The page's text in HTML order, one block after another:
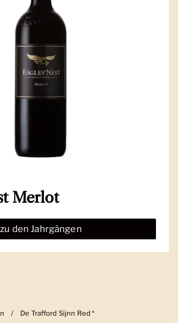
Merlot
zu den Jahrgängen
/ De Trafford Sijnn Red *